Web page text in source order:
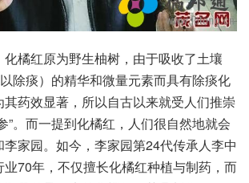
橘红原为野生柚树，由于吸收了土壤
除痰）的精华和微量元素而具有除痰化
药效显著，所以自古以来就受人们推崇
”。而一提到化橘红，人们很自然地就会
家园。如今，李家园第24代传承人李中
70年，不仅擅长化橘红种植与制药，而